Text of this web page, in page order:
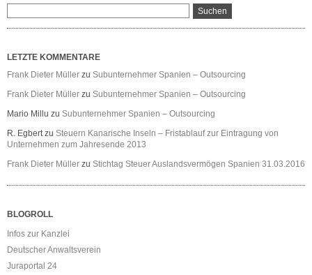
LETZTE KOMMENTARE
Frank Dieter Müller zu Subunternehmer Spanien – Outsourcing
Frank Dieter Müller zu Subunternehmer Spanien – Outsourcing
Mario Millu zu Subunternehmer Spanien – Outsourcing
R. Egbertzu Steuern Kanarische Inseln – Fristablauf zur Eintragung von
Unternehmen zum Jahresende 2013
Frank Dieter Müller zu Stichtag Steuer Auslandsvermögen Spanien 31.03.2016
BLOGROLL
Infos zur Kanzlei
Deutscher Anwaltsverein
Juraportal 24